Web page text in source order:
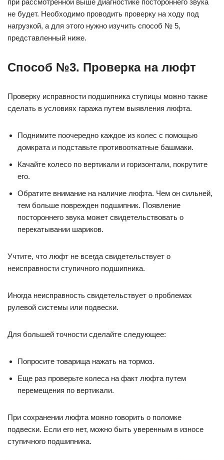
при рассмотренной выше диагностике постороннего звука
не будет. Необходимо проводить проверку на ходу под
нагрузкой, а для этого нужно изучить способ № 5,
представленный ниже.
Способ №3. Проверка на люфт
Проверку исправности подшипника ступицы можно также
сделать в условиях гаража путем выявления люфта.
Поднимите поочередно каждое из колес с помощью
домкрата и подставьте противооткатные башмаки.
Качайте колесо по вертикали и горизонтали, покрутите
его.
Обратите внимание на наличие люфта. Чем он сильней,
тем больше поврежден подшипник. Появление
постороннего звука может свидетельствовать о
перекатывании шариков.
Учтите, что люфт не всегда свидетельствует о
неисправности ступичного подшипника.
Иногда неисправность свидетельствует о проблемах
рулевой системы или подвески.
Для большей точности сделайте следующее:
Попросите товарища нажать на тормоз.
Еще раз проверьте колеса на факт люфта путем
перемещения по вертикали.
При сохранении люфта можно говорить о поломке
подвески. Если его нет, можно быть уверенным в износе
ступичного подшипника.